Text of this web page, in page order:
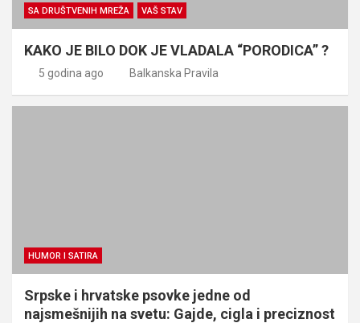
SA DRUŠTVENIH MREŽA
VAŠ STAV
KAKO JE BILO DOK JE VLADALA “PORODICA” ?
5 godina ago Balkanska Pravila
HUMOR I SATIRA
Srpske i hrvatske psovke jedne od
najsmešnijih na svetu: Gajde, cigla i preciznost